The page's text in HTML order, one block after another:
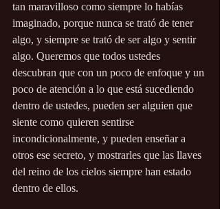
tan maravilloso como siempre lo habías
imaginado, porque nunca se trató de tener
algo, y siempre se trató de ser algo y sentir
algo. Queremos que todos ustedes
descubran que con un poco de enfoque y un
poco de atención a lo que está sucediendo
dentro de ustedes, pueden ser alguien que
siente como quieren sentirse
incondicionalmente, y pueden enseñar a
otros ese secreto, y mostrarles que las llaves
del reino de los cielos siempre han estado
dentro de ellos.